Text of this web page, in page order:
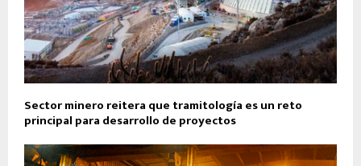
Sector minero reitera que tramitología es un reto
principal para desarrollo de proyectos